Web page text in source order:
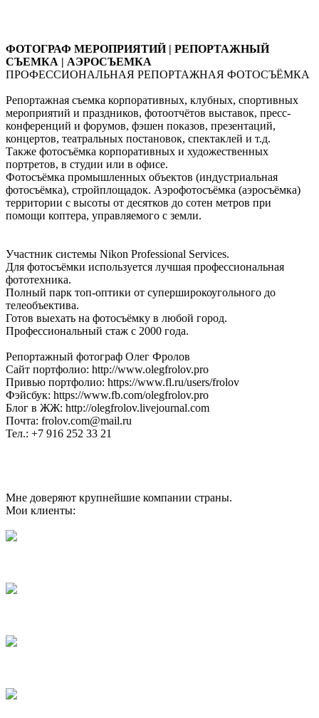
ФОТОГРАФ МЕРОПРИЯТИЙ | РЕПОРТАЖНЫЙ
СЪЕМКА | АЭРОСЪЕМКА
ПРОФЕССИОНАЛЬНАЯ РЕПОРТАЖНАЯ ФОТОСЪЁМКА
Репортажная съемка корпоративных, клубных, спортивных
мероприятий и праздников, фотоотчётов выставок, пресс-
конференций и форумов, фэшен показов, презентаций,
концертов, театральных постановок, спектаклей и т.д.
Также фотосъёмка корпоративных и художественных
портретов, в студии или в офисе.
Фотосъёмка промышленных объектов (индустриальная
фотосъёмка), стройплощадок. Аэрофотосъёмка (аэросъёмка)
территории с высоты от десятков до сотен метров при
помощи коптера, управляемого с земли.
Участник системы Nikon Professional Services.
Для фотосъёмки используется лучшая профессиональная
фототехника.
Полный парк топ-оптики от суперширокоугольного до
телеобъектива.
Готов выехать на фотосъёмку в любой город.
Профессиональный стаж с 2000 года.
Репортажный фотограф Олег Фролов
Сайт портфолио: http://www.olegfrolov.pro
Привью портфолио: https://www.fl.ru/users/frolov
Фэйсбук: https://www.fb.com/olegfrolov.pro
Блог в ЖЖ: http://olegfrolov.livejournal.com
Почта: frolov.com@mail.ru
Тел.: +7 916 252 33 21
Мне доверяют крупнейшие компании страны.
Мои клиенты: